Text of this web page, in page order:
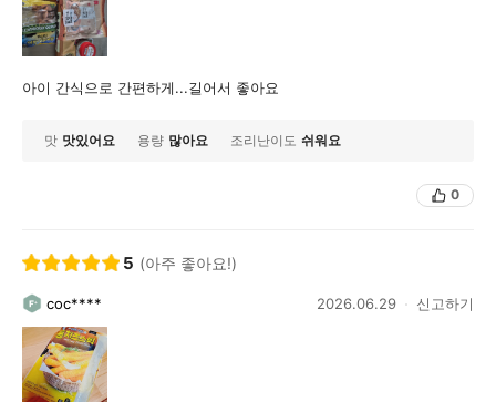
아이 간식으로 간편하게...길어서 좋아요
맛 맛있어요 용량 많아요 조리난이도 쉬워요
0
5 (아주 좋아요!)
coc**** 2026.06.29 신고하기